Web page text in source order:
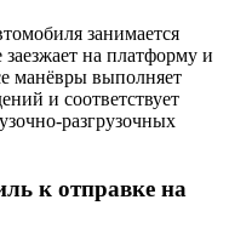
занимается
заезжает на платформу и
манёвры выполняет
и соответствует
разгрузочных
к отправке на